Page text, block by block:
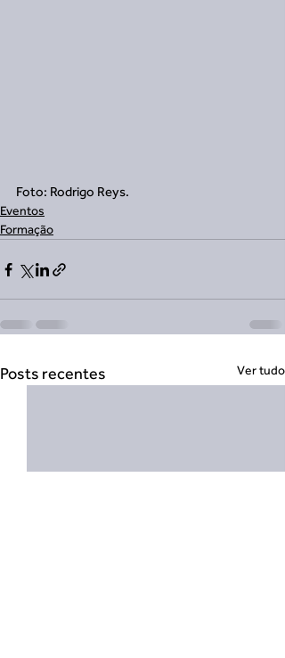
Foto: Rodrigo Reys.
Eventos
Formação
Posts recentes Ver tudo